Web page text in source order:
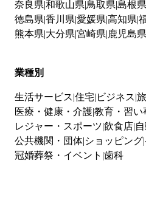
奈良県 和歌山県 鳥取県 島根県
徳島県 香川県 愛媛県 高知県
熊本県 大分県 宮崎県 鹿児島県
業種別
生活サービス 住宅 ビジネス
医療・健康・介護教育・習い
レジャー・スポーツ 飲食店
公共機関・団体 ショッピング
冠婚葬祭・イベント 歯科